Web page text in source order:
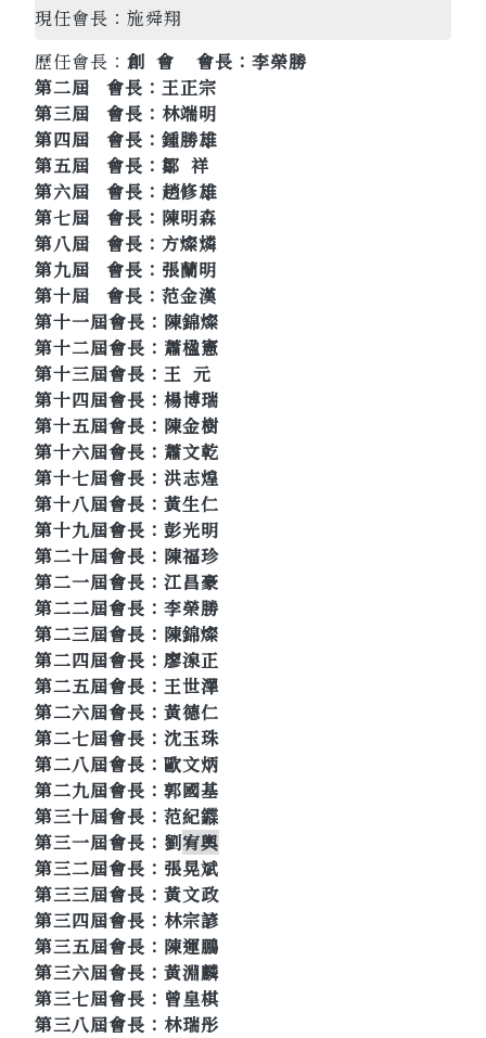
現任會長： 施舜翔
歷任會長： 創 會 會長：李榮勝
第二屆 會長：王正宗
第三屆 會長：林端明
第四屆 會長：鍾勝雄
第五屆 會長：鄒 祥
第六屆 會長：趙修雄
第七屆 會長：陳明森
第八屆 會長：方燦燐
第九屆 會長：張蘭明
第十屆 會長：范金漢
第十一屆會長：陳錦燦
第十二屆會長：蕭楹憲
第十三屆會長：王 元
第十四屆會長：楊博瑞
第十五屆會長：陳金樹
第十六屆會長：蕭文乾
第十七屆會長：洪志煌
第十八屆會長：黃生仁
第十九屆會長：彭光明
第二十屆會長：陳福珍
第二一屆會長：江昌豪
第二二屆會長：李榮勝
第二三屆會長：陳錦燦
第二四屆會長：廖湶正
第二五屆會長：王世澤
第二六屆會長：黃德仁
第二七屆會長：沈玉珠
第二八屆會長：歐文炳
第二九屆會長：郭國基
第三十屆會長：范紀䥡
第三一屆會長：劉宥輿
第三二屆會長：張晃斌
第三三屆會長：黃文政
第三四屆會長：林宗諺
第三五屆會長：陳運鵬
第三六屆會長：黃淵麟
第三七屆會長：曾皇棋
第三八屆會長：林瑞彤